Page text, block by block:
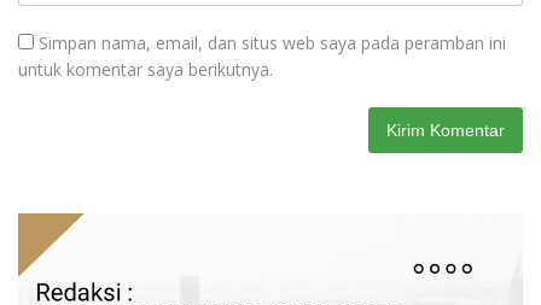
Simpan nama, email, dan situs web saya pada peramban ini
untuk komentar saya berikutnya.